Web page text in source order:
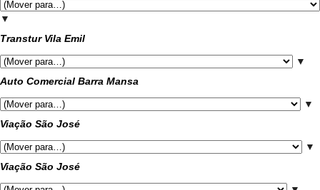
▼
Transtur Vila Emil
▼
Auto Comercial Barra Mansa
▼
Viação São José
▼
Viação São José